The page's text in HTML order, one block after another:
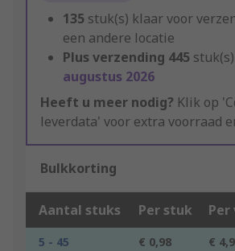
135 stuk(s) klaar voor
een andere locatie
Plus verzending 445
augustus 2026
Heeft u meer nodig? Klik op
leverdata' voor extra voorraad
Bulkkorting
Aantal stuks Per stuk
5 - 45 € 0,98
€